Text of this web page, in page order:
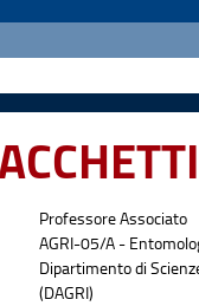
Professore Associato
AGRI-05/A -
Dipartimento di
(DAGRI)